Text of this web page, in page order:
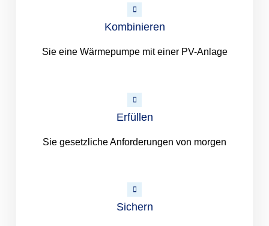
Kombinieren
Sie eine Wärmepumpe mit einer PV-Anlage
Erfüllen
Sie gesetzliche Anforderungen von morgen
Sichern